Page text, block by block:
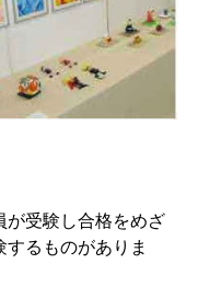
が受験し合格をめざ
るものがありま